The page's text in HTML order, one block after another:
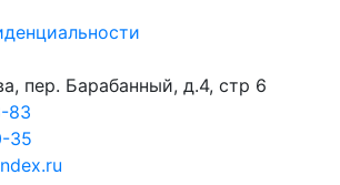
пер. Барабанный, д.4, стр 6
83
35